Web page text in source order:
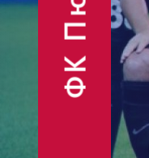
Финансовые
отчёты
Объявления